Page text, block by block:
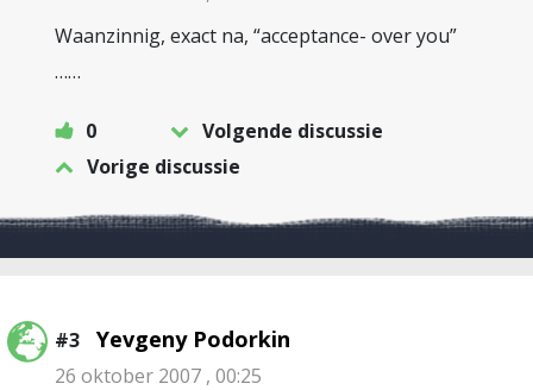
Waanzinnig, exact na, “acceptance- over you”
……
0
Volgende discussie
Vorige discussie
#3 Yevgeny Podorkin
26 oktober 2007 , 00:25